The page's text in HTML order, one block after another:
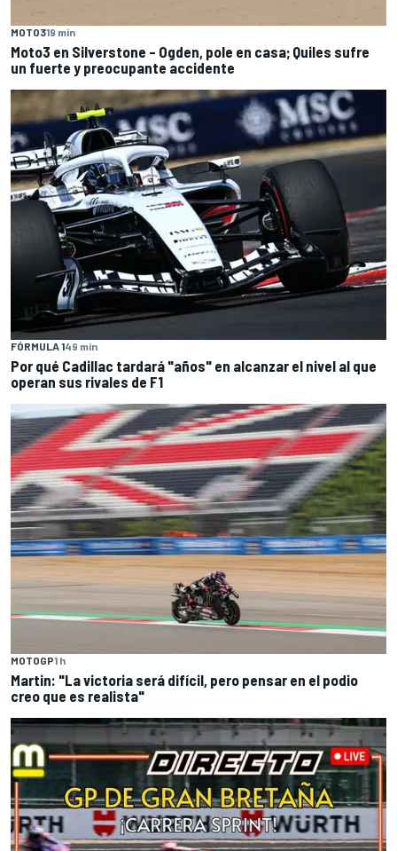
MOTO319 min
Moto3 en Silverstone – Ogden, pole en casa; Quiles sufre
un fuerte y preocupante accidente
FÓRMULA 149 min
Por qué Cadillac tardará "años" en alcanzar el nivel al que
operan sus rivales de F1
MOTOGP1 h
Martin: "La victoria será difícil, pero pensar en el podio
creo que es realista"